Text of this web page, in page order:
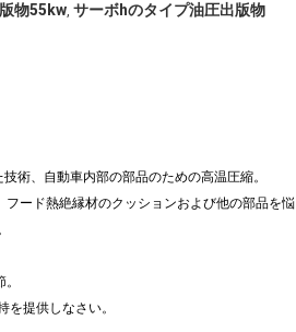
物55kw, サーボhのタイプ油圧出版物
術、自動車内部の部品のための高温圧縮。
ード熱絶縁材のクッションおよび他の部品を悩
提供しなさい。